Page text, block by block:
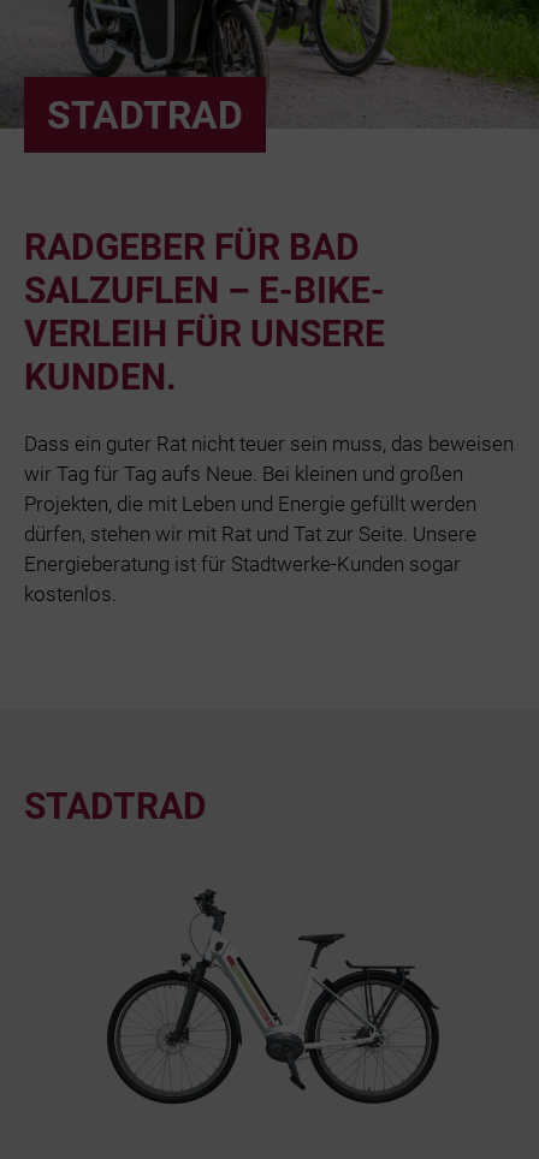
STADTRAD
RADGEBER FÜR BAD
SALZUFLEN – E-BIKE-
VERLEIH FÜR UNSERE
KUNDEN.
Dass ein guter Rat nicht teuer sein muss, das beweisen
wir Tag für Tag aufs Neue. Bei kleinen und großen
Projekten, die mit Leben und Energie gefüllt werden
dürfen, stehen wir mit Rat und Tat zur Seite. Unsere
Energieberatung ist für Stadtwerke-Kunden sogar
kostenlos.
STADTRAD
Bäder
Beruf &